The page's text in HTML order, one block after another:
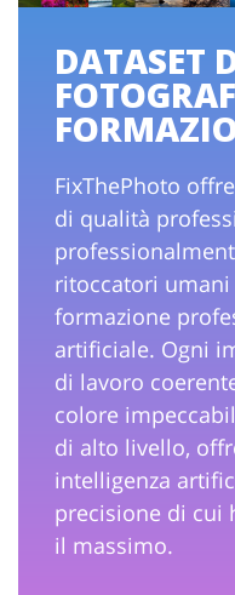
DATASET
FixThePhoto
di qualità
ritoccatori
formazione
artificiale. Ogni
di lavoro
colore
di alto livello,
intelligenza
precisione di cui
il massimo.